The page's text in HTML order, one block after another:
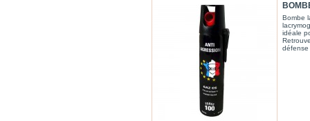
Bombe
idéale
défense